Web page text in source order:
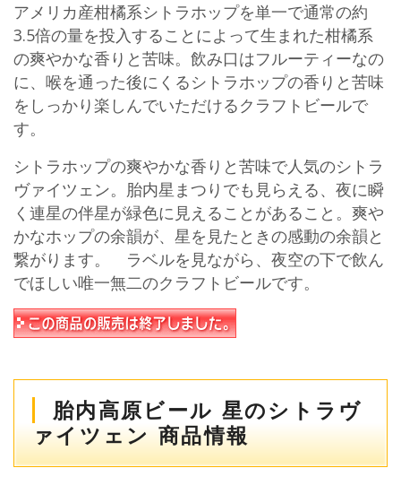
アメリカ産柑橘系シトラホップを単一で通常の約
3.5倍の量を投入することによって生まれた柑橘系
の爽やかな香りと苦味。飲み口はフルーティーなの
に、喉を通った後にくるシトラホップの香りと苦味
をしっかり楽しんでいただけるクラフトビールで
す。
シトラホップの爽やかな香りと苦味で人気のシトラ
ヴァイツェン。胎内星まつりでも見らえる、夜に瞬
く連星の伴星が緑色に見えることがあること。爽や
かなホップの余韻が、星を見たときの感動の余韻と
繋がります。 ラベルを見ながら、夜空の下で飲ん
でほしい唯一無二のクラフトビールです。
胎内高原ビール 星のシトラヴ
ァイツェン 商品情報